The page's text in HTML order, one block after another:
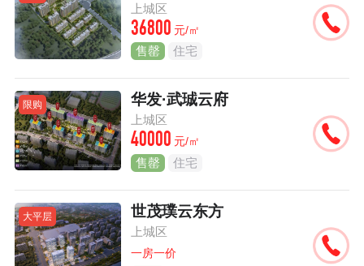
上城区
36800 元/㎡
售罄 住宅
限购 华发·武珹云府
上城区
40000 元/㎡
售罄 住宅
大平层 世茂璞云东方
上城区
一房一价